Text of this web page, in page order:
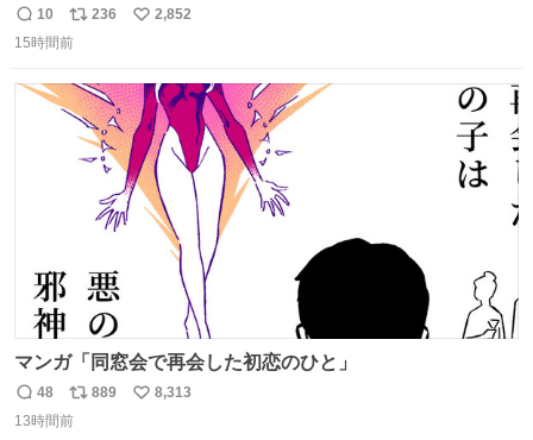
じめると、アイツが海から上がって来るぞ。」って。
返
信
10
リ
ポ
ト
数
236
い
数
2,852
15時間前
マンガ「同窓会で再会した初恋のひと」
返
信
48
リ
ポ
889
い
8,313
13時間前